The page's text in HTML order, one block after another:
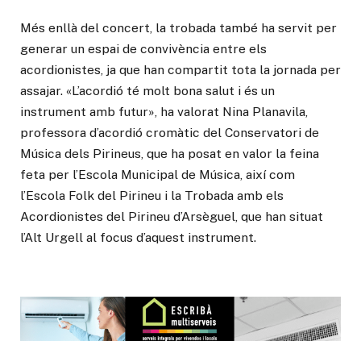
Més enllà del concert, la trobada també ha servit per
generar un espai de convivència entre els
acordionistes, ja que han compartit tota la jornada per
assajar. «L’acordió té molt bona salut i és un
instrument amb futur», ha valorat Nina Planavila,
professora d’acordió cromàtic del Conservatori de
Música dels Pirineus, que ha posat en valor la feina
feta per l’Escola Municipal de Música, així com
l’Escola Folk del Pirineu i la Trobada amb els
Acordionistes del Pirineu d’Arsèguel, que han situat
l’Alt Urgell al focus d’aquest instrument.